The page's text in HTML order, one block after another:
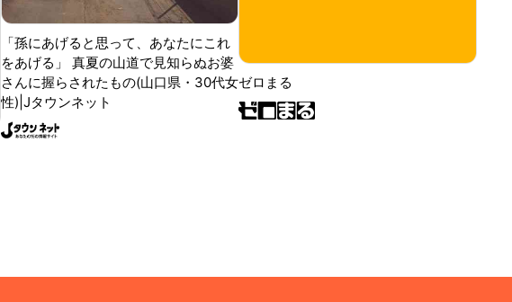
「孫にあげると思って、あなたにこれ
をあげる」 真夏の山道で見知らぬお婆
さんに握らされたもの(山口県・30代女
性)|Jタウンネット
ゼロまる